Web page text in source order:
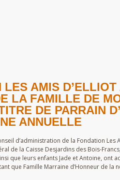
LES AMIS
LA FAMILLE DE
DE PARRAIN
ANNUELLE
d’administration de la Fondation Les
de la Caisse Desjardins des Bois-
que leurs enfants Jade et Antoine, ont
que Famille Marraine d’Honneur de la